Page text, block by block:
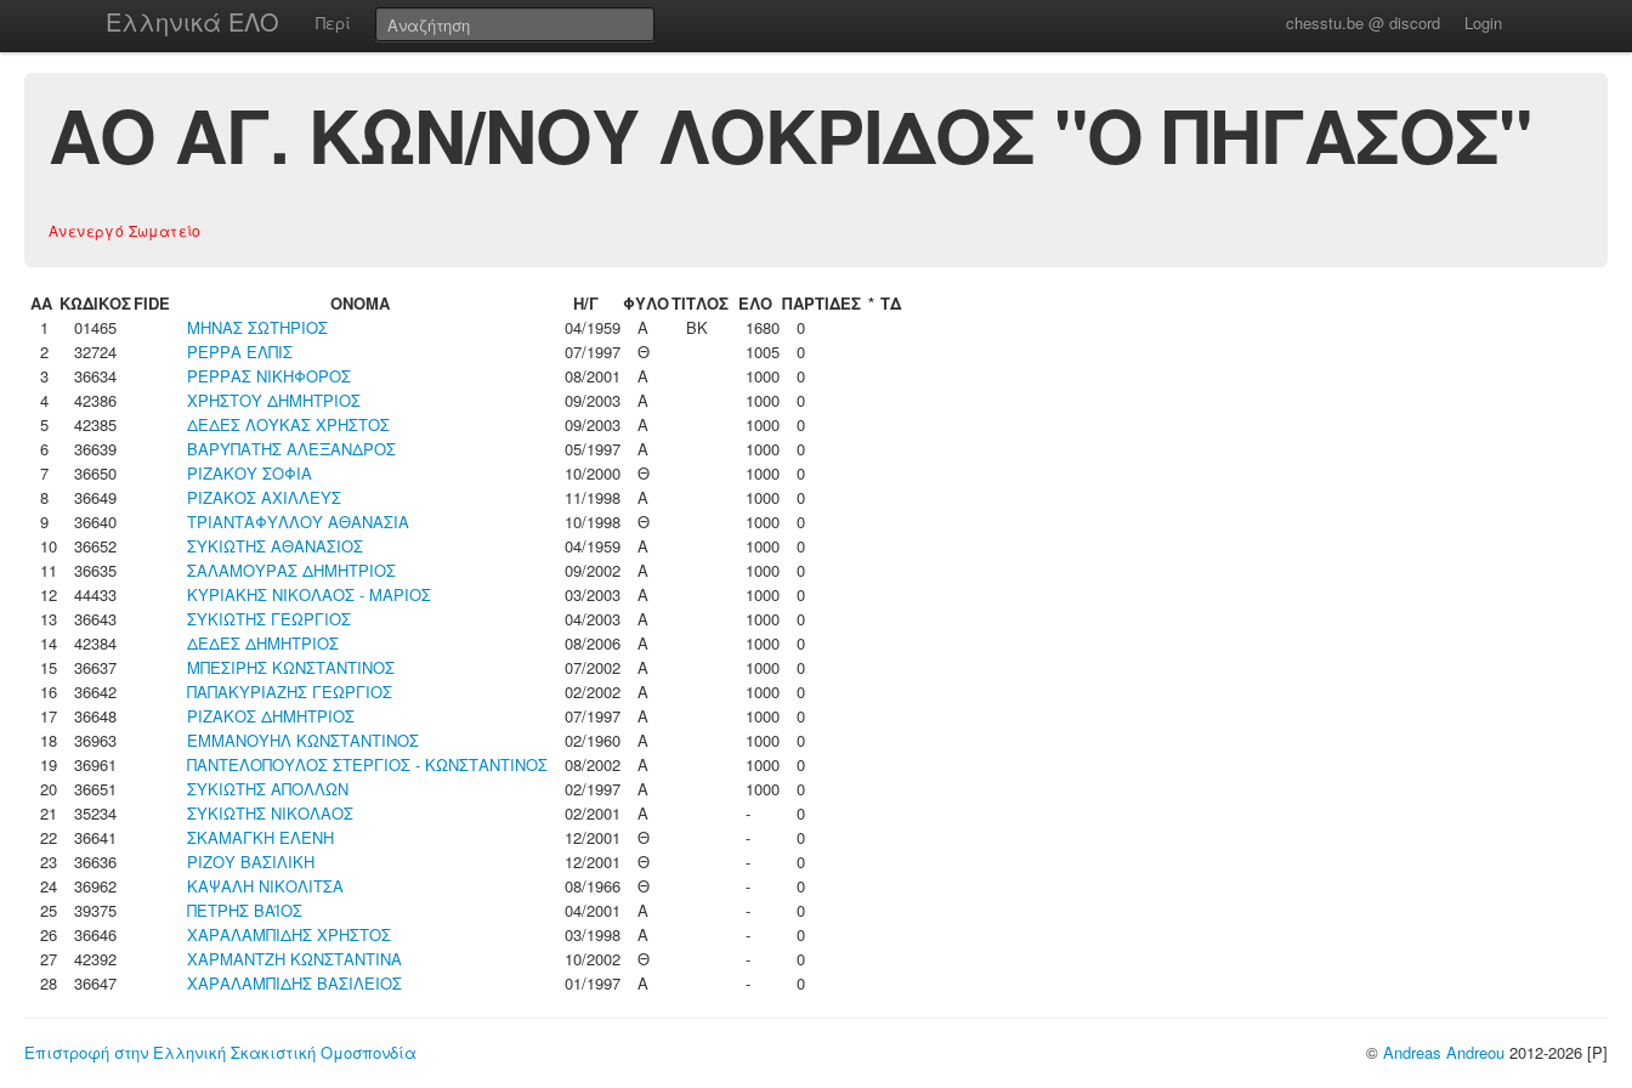
Ελληνικά ΕΛΟ Περί chesstu.be @ discord Login
ΑΟ ΑΓ. ΚΩΝ/ΝΟΥ ΛΟΚΡΙΔΟΣ "Ο ΠΗΓΑΣΟΣ"
Ανενεργό Σωματείο
ΑΑ ΚΩΔΙΚΟΣFIDE ΟΝΟΜΑ Η/Γ ΦΥΛΟΤΙΤΛΟΣ ΕΛΟ ΠΑΡΤΙΔΕΣ * ΤΔ
1
01465 ΜΗΝΑΣ ΣΩΤΗΡΙΟΣ 04/1959 Α ΒΚ 1680
0
2
32724 ΡΕΡΡΑ ΕΛΠΙΣ 07/1997 Θ 1005
0
3
36634 ΡΕΡΡΑΣ ΝΙΚΗΦΟΡΟΣ 08/2001 Α 1000
0
4
42386 ΧΡΗΣΤΟΥ ΔΗΜΗΤΡΙΟΣ 09/2003 Α 1000
0
5
42385 ΔΕΔΕΣ ΛΟΥΚΑΣ ΧΡΗΣΤΟΣ 09/2003 Α 1000
0
6
36639 ΒΑΡΥΠΑΤΗΣ ΑΛΕΞΑΝΔΡΟΣ 05/1997 Α 1000
0
7
36650 ΡΙΖΑΚΟΥ ΣΟΦΙΑ 10/2000 Θ 1000
0
8
36649 ΡΙΖΑΚΟΣ ΑΧΙΛΛΕΥΣ 11/1998 Α 1000
0
9
36640 ΤΡΙΑΝΤΑΦΥΛΛΟΥ ΑΘΑΝΑΣΙΑ 10/1998 Θ 1000
0
10
36652 ΣΥΚΙΩΤΗΣ ΑΘΑΝΑΣΙΟΣ 04/1959 Α 1000
0
11
36635 ΣΑΛΑΜΟΥΡΑΣ ΔΗΜΗΤΡΙΟΣ 09/2002 Α 1000
0
12
44433 ΚΥΡΙΑΚΗΣ ΝΙΚΟΛΑΟΣ - ΜΑΡΙΟΣ 03/2003 Α 1000
0
13
36643 ΣΥΚΙΩΤΗΣ ΓΕΩΡΓΙΟΣ 04/2003 Α 1000
0
14
42384 ΔΕΔΕΣ ΔΗΜΗΤΡΙΟΣ 08/2006 Α 1000
0
15
36637 ΜΠΕΣΙΡΗΣ ΚΩΝΣΤΑΝΤΙΝΟΣ 07/2002 Α 1000
0
16
36642 ΠΑΠΑΚΥΡΙΑΖΗΣ ΓΕΩΡΓΙΟΣ 02/2002 Α 1000
0
17
36648 ΡΙΖΑΚΟΣ ΔΗΜΗΤΡΙΟΣ 07/1997 Α 1000
0
18
36963 ΕΜΜΑΝΟΥΗΛ ΚΩΝΣΤΑΝΤΙΝΟΣ 02/1960 Α 1000
0
19
36961 ΠΑΝΤΕΛΟΠΟΥΛΟΣ ΣΤΕΡΓΙΟΣ - ΚΩΝΣΤΑΝΤΙΝΟΣ 08/2002 Α 1000
0
20
36651 ΣΥΚΙΩΤΗΣ ΑΠΟΛΛΩΝ 02/1997 Α 1000
0
21
35234 ΣΥΚΙΩΤΗΣ ΝΙΚΟΛΑΟΣ 02/2001 Α -
0
22
36641 ΣΚΑΜΑΓΚΗ ΕΛΕΝΗ 12/2001 Θ -
0
23
36636 ΡΙΖΟΥ ΒΑΣΙΛΙΚΗ 12/2001 Θ -
0
24
36962 ΚΑΨΑΛΗ ΝΙΚΟΛΙΤΣΑ 08/1966 Θ -
0
25
39375 ΠΕΤΡΗΣ ΒΑΪΟΣ 04/2001 Α -
0
26
36646 ΧΑΡΑΛΑΜΠΙΔΗΣ ΧΡΗΣΤΟΣ 03/1998 Α -
0
27
42392 ΧΑΡΜΑΝΤΖΗ ΚΩΝΣΤΑΝΤΙΝΑ 10/2002 Θ -
0
28
36647 ΧΑΡΑΛΑΜΠΙΔΗΣ ΒΑΣΙΛΕΙΟΣ 01/1997 Α - 0
Επιστροφή στην Ελληνική Σκακιστική Ομοσπονδία © Andreas Andreou 2012-2026 [P]